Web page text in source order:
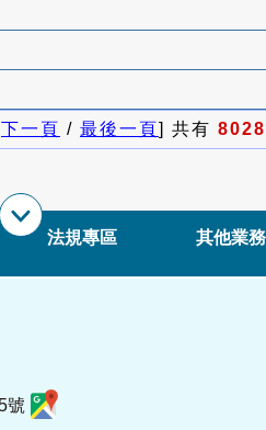
下一頁 / 最後一頁] 共有 8028
法規專區 其他業務
號